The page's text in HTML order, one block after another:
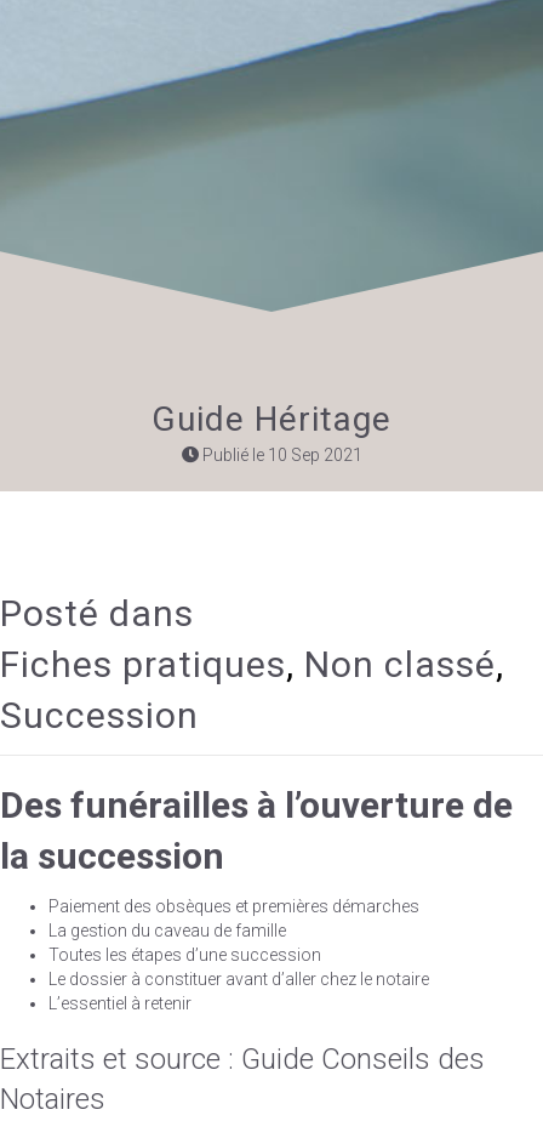
Guide Héritage
Publié le 10 Sep 2021
Posté dans
Fiches pratiques, Non classé,
Succession
Des funérailles à l’ouverture de
la succession
Paiement des obsèques et premières démarches
La gestion du caveau de famille
Toutes les étapes d’une succession
Le dossier à constituer avant d’aller chez le notaire
L’essentiel à retenir
Extraits et source : Guide Conseils des
Notaires